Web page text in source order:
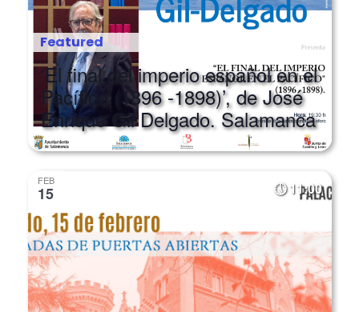
Featured
‘El final del imperio español en el
Pacífico (1896 -1898)’, de José
Enrique Gil Delgado. Salamanca
FEB
15 11:00